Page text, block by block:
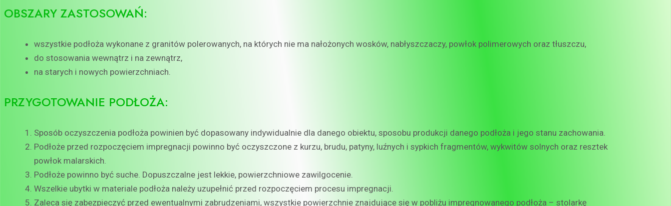
OBSZARY ZASTOSOWAŃ:
wszystkie podłoża wykonane z granitów polerowanych, na których nie ma nałożonych wosków, nabłyszczaczy, powłok polimerowych oraz tłuszczu,
do stosowania wewnątrz i na zewnątrz,
na starych i nowych powierzchniach.
PRZYGOTOWANIE PODŁOŻA:
Sposób oczyszczenia podłoża powinien być dopasowany indywidualnie dla danego obiektu, sposobu produkcji danego podłoża i jego stanu zachowania.
Podłoże przed rozpoczęciem impregnacji powinno być oczyszczone z kurzu, brudu, patyny, luźnych i sypkich fragmentów, wykwitów solnych oraz resztek
powłok malarskich.
Podłoże powinno być suche. Dopuszczalne jest lekkie, powierzchniowe zawilgocenie.
Wszelkie ubytki w materiale podłoża należy uzupełnić przed rozpoczęciem procesu impregnacji.
Zaleca się zabezpieczyć przed ewentualnymi zabrudzeniami, wszystkie powierzchnie znajdujące się w pobliżu impregnowanego podłoża – stolarkę